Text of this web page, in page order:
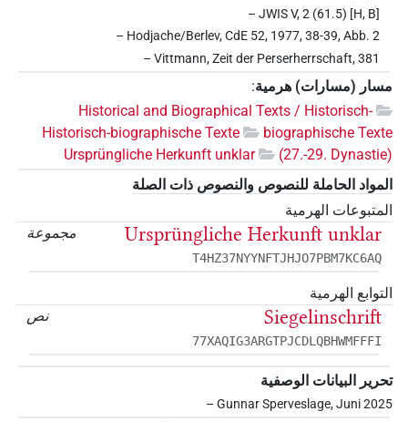
– JWIS V, 2 (61.5) [H, B]
– Hodjache/Berlev, CdE 52, 1977, 38-39, Abb. 2
– Vittmann, Zeit der Perserherrschaft, 381
مسار (مسارات) هرمية:
Historical and Biographical Texts / Historisch-
biographische Texte
Historisch-biographische Texte
(27.-29. Dynastie)
Ursprüngliche Herkunft unklar
المواد الحاملة للنصوص والنصوص ذات الصلة
المتبوعات الهرمية
مجموعة
Ursprüngliche Herkunft unklar
T4HZ37NYYNFTJHJO7PBM7KC6AQ
التوابع الهرمية
نص
Siegelinschrift
77XAQIG3ARGTPJCDLQBHWMFFFI
تحرير البيانات الوصفية
– Gunnar Sperveslage, Juni 2025